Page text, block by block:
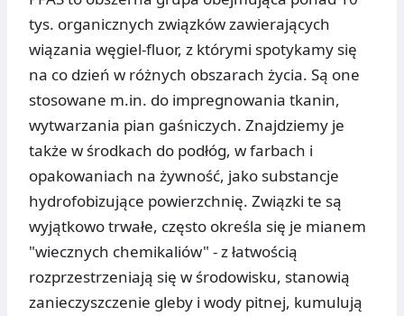
tys. organicznych związków zawierających
wiązania węgiel-fluor, z którymi spotykamy się
na co dzień w różnych obszarach życia. Są one
stosowane m.in. do impregnowania tkanin,
wytwarzania pian gaśniczych. Znajdziemy je
także w środkach do podłóg, w farbach i
opakowaniach na żywność, jako substancje
hydrofobizujące powierzchnię. Związki te są
wyjątkowo trwałe, często określa się je mianem
"wiecznych chemikaliów" - z łatwością
rozprzestrzeniają się w środowisku, stanowią
zanieczyszczenie gleby i wody pitnej, kumulują